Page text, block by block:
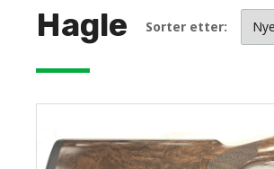
Hagle Sorter etter: